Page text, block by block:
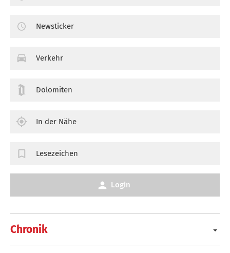
Chronik
Newsticker
Verkehr
Dolomiten
In der Nähe
Lesezeichen
Login